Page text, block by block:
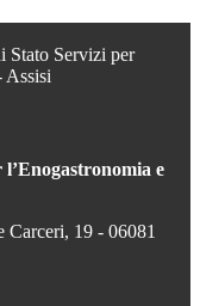
Stato Servizi per
Assisi
e
Carceri, 19 - 06081